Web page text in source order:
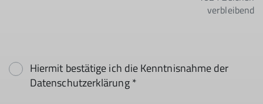
verbleibend
Hiermit bestätige ich die Kenntnisnahme der
Datenschutzerklärung *